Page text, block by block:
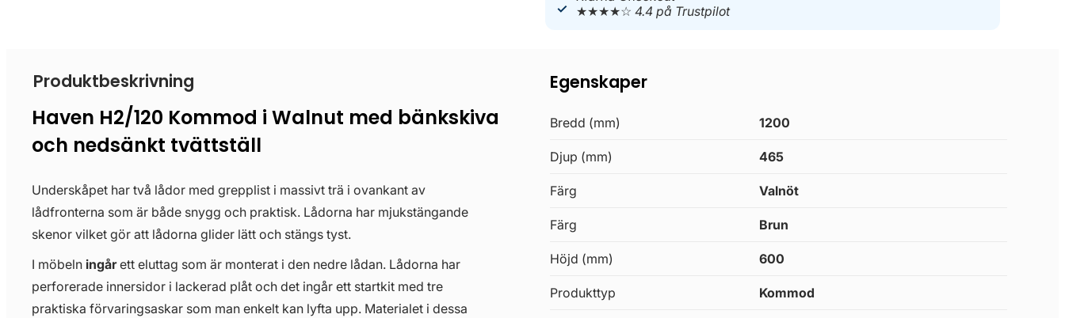
★★★★☆4.4 på Trustpilot
Produktbeskrivning
Haven H2/120 Kommod i Walnut med bänkskiva
och nedsänkt tvättställ
Underskåpet har två lådor med grepplist i massivt trä i ovankant av
lådfronterna som är både snygg och praktisk. Lådorna har mjukstängande
skenor vilket gör att lådorna glider lätt och stängs tyst.
I möbeln ingårett eluttag som är monterat i den nedre lådan. Lådorna har
perforerade innersidor i lackerad plåt och det ingår ett startkit med tre
praktiska förvaringsaskar som man enkelt kan lyfta upp. Materialet i dessa
Egenskaper
Bredd (mm) 1200
Djup (mm) 465
Färg Valnöt
Färg Brun
Höjd (mm) 600
Produkttyp Kommod